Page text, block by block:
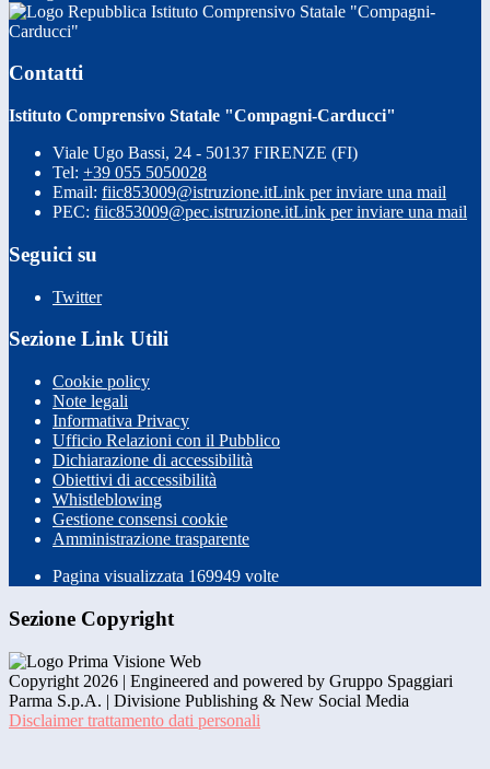
Istituto Comprensivo Statale "Compagni-
Carducci"
Contatti
Istituto Comprensivo Statale "Compagni-Carducci"
Viale Ugo Bassi, 24 - 50137 FIRENZE (FI)
Tel: +39 055 5050028
Email: fiic853009@istruzione.itLink per inviare una mail
PEC: fiic853009@pec.istruzione.itLink per inviare una mail
Seguici su
Twitter
Sezione Link Utili
Cookie policy
Note legali
Informativa Privacy
Ufficio Relazioni con il Pubblico
Dichiarazione di accessibilità
Obiettivi di accessibilità
Whistleblowing
Gestione consensi cookie
Amministrazione trasparente
Pagina visualizzata 169949 volte
Sezione Copyright
Copyright 2026 | Engineered and powered by Gruppo Spaggiari
Parma S.p.A. | Divisione Publishing & New Social Media
Disclaimer trattamento dati personali